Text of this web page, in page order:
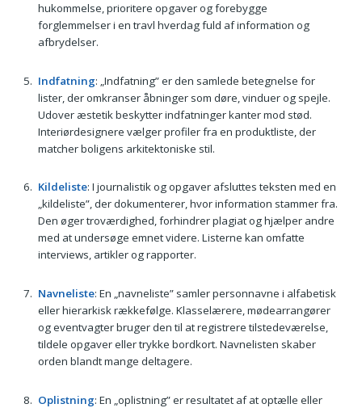
hukommelse, prioritere opgaver og forebygge
forglemmelser i en travl hverdag fuld af information og
afbrydelser.
Indfatning: „Indfatning” er den samlede betegnelse for
lister, der omkranser åbninger som døre, vinduer og spejle.
Udover æstetik beskytter indfatninger kanter mod stød.
Interiørdesignere vælger profiler fra en produktliste, der
matcher boligens arkitektoniske stil.
Kildeliste: I journalistik og opgaver afsluttes teksten med en
„kildeliste”, der dokumenterer, hvor information stammer fra.
Den øger troværdighed, forhindrer plagiat og hjælper andre
med at undersøge emnet videre. Listerne kan omfatte
interviews, artikler og rapporter.
Navneliste: En „navneliste” samler personnavne i alfabetisk
eller hierarkisk rækkefølge. Klasselærere, mødearrangører
og eventvagter bruger den til at registrere tilstedeværelse,
tildele opgaver eller trykke bordkort. Navnelisten skaber
orden blandt mange deltagere.
Oplistning: En „oplistning” er resultatet af at optælle eller